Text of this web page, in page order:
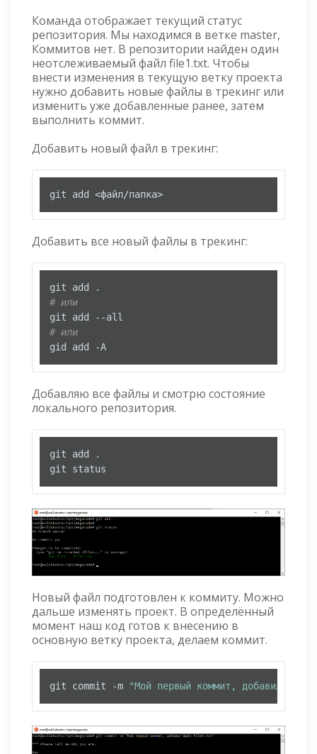
Команда отображает текущий статус
репозитория. Мы находимся в ветке master,
Коммитов нет. В репозитории найден один
неотслеживаемый файл file1.txt. Чтобы
внести изменения в текущую ветку проекта
нужно добавить новые файлы в трекинг или
изменить уже добавленные ранее, затем
выполнить коммит.
Добавить новый файл в трекинг:
git add <файл/папка>
Добавить все новый файлы в трекинг:
# или
# или
gid add -A
Добавляю все файлы и смотрю состояние
локального репозитория.
git add .
git status
Новый файл подготовлен к коммиту. Можно
дальше изменять проект. В определённый
момент наш код готов к внесению в
основную ветку проекта, делаем коммит.
git commit -m "Мой первый коммит, добавил